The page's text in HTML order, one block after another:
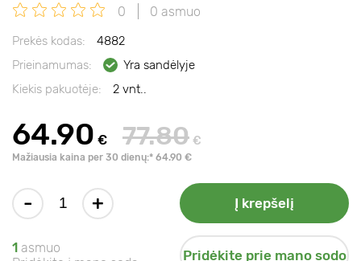
0 0 asmuo
Prekės kodas:
4882
Prieinamumas:
Yra sandėlyje
Kiekis pakuotėje:
2 vnt..
64.90 € 77.80 €
Mažiausia kaina per 30 dienų:* 64.90 €
- + Į krepšelį
1 asmuo
Pridėkite prie mano sodo